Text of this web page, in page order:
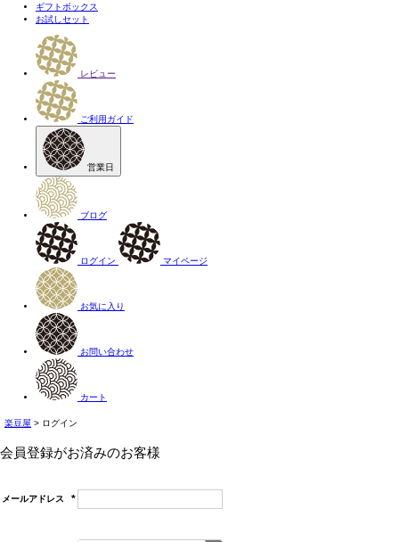
ギフトボックス
お試しセット
レビュー
ご利用ガイド
営業日
ブログ
ログイン マイページ
お気に入り
お問い合わせ
カート
楽豆屋 ログイン
会員登録がお済みのお客様
メールアドレス
(必